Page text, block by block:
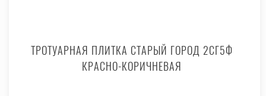
ТРОТУАРНАЯ ПЛИТКА СТАРЫЙ ГОРОД 2СГ5Ф
КРАСНО-КОРИЧНЕВАЯ